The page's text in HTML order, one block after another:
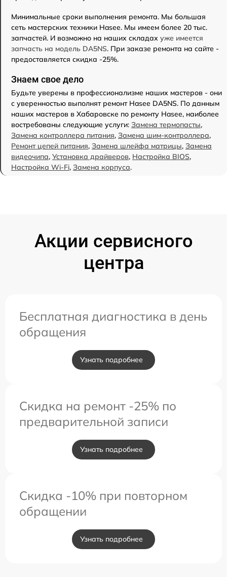
Минимальные сроки выполнения ремонта. Мы большая
сеть мастерских техники Hasee. Мы имеем более 20 тыс.
запчастей. И возможно на наших складах уже имеется
запчасть на модель DA5NS. При заказе ремонта на сайте -
предоставляется скидка -25%.
Знаем свое дело
Будьте уверены в профессионализме наших мастеров - они
с уверенностью выполнят ремонт Hasee DA5NS. По данным
наших мастеров в Хабаровске по ремонту Hasee, наиболее
востребованы следующие услуги: Замена термопасты,
Замена контроллера питания, Замена шим-контроллера,
Ремонт цепей питания, Замена шлейфа матрицы, Замена
видеочипа, Установка драйверов, Настройка BIOS,
Настройка Wi-Fi, Замена корпуса.
Акции сервисного
центра
Бесплатная диагностика в день
обращения
Узнать подробнее
Скидка на ремонт -25% по
предварительной записи
Узнать подробнее
Скидка -10% при повторном
обращении
Узнать подробнее